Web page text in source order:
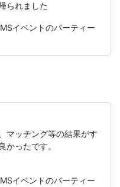
られました
イベントのパーティー
マッチング等の結果がす
かったです。
イベントのパーティー